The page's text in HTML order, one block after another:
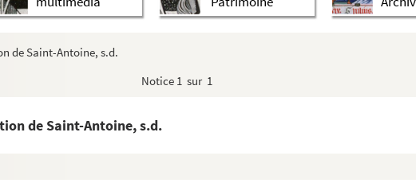
de Saint-Antoine, s.d.
Notice 1 sur 1
de Saint-Antoine, s.d.
du docteur Faust